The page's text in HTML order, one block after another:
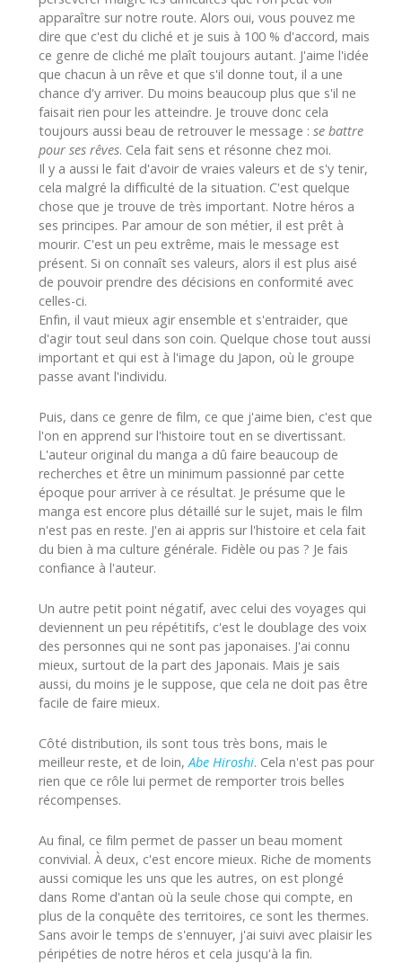
apparaître sur notre route. Alors oui, vous pouvez me
dire que c'est du cliché et je suis à 100 % d'accord, mais
ce genre de cliché me plaît toujours autant. J'aime l'idée
que chacun à un rêve et que s'il donne tout, il a une
chance d'y arriver. Du moins beaucoup plus que s'il ne
faisait rien pour les atteindre. Je trouve donc cela
toujours aussi beau de retrouver le message : se battre
pour ses rêves. Cela fait sens et résonne chez moi.
Il y a aussi le fait d'avoir de vraies valeurs et de s'y tenir,
cela malgré la difficulté de la situation. C'est quelque
chose que je trouve de très important. Notre héros a
ses principes. Par amour de son métier, il est prêt à
mourir. C'est un peu extrême, mais le message est
présent. Si on connaît ses valeurs, alors il est plus aisé
de pouvoir prendre des décisions en conformité avec
celles-ci.
Enfin, il vaut mieux agir ensemble et s'entraider, que
d'agir tout seul dans son coin. Quelque chose tout aussi
important et qui est à l'image du Japon, où le groupe
passe avant l'individu.
Puis, dans ce genre de film, ce que j'aime bien, c'est que
l'on en apprend sur l'histoire tout en se divertissant.
L'auteur original du manga a dû faire beaucoup de
recherches et être un minimum passionné par cette
époque pour arriver à ce résultat. Je présume que le
manga est encore plus détaillé sur le sujet, mais le film
n'est pas en reste. J'en ai appris sur l'histoire et cela fait
du bien à ma culture générale. Fidèle ou pas ? Je fais
confiance à l'auteur.
Un autre petit point négatif, avec celui des voyages qui
deviennent un peu répétitifs, c'est le doublage des voix
des personnes qui ne sont pas japonaises. J'ai connu
mieux, surtout de la part des Japonais. Mais je sais
aussi, du moins je le suppose, que cela ne doit pas être
facile de faire mieux.
Côté distribution, ils sont tous très bons, mais le
meilleur reste, et de loin, Abe Hiroshi. Cela n'est pas pour
rien que ce rôle lui permet de remporter trois belles
récompenses.
Au final, ce film permet de passer un beau moment
convivial. À deux, c'est encore mieux. Riche de moments
aussi comique les uns que les autres, on est plongé
dans Rome d'antan où la seule chose qui compte, en
plus de la conquête des territoires, ce sont les thermes.
Sans avoir le temps de s'ennuyer, j'ai suivi avec plaisir les
péripéties de notre héros et cela jusqu'à la fin.